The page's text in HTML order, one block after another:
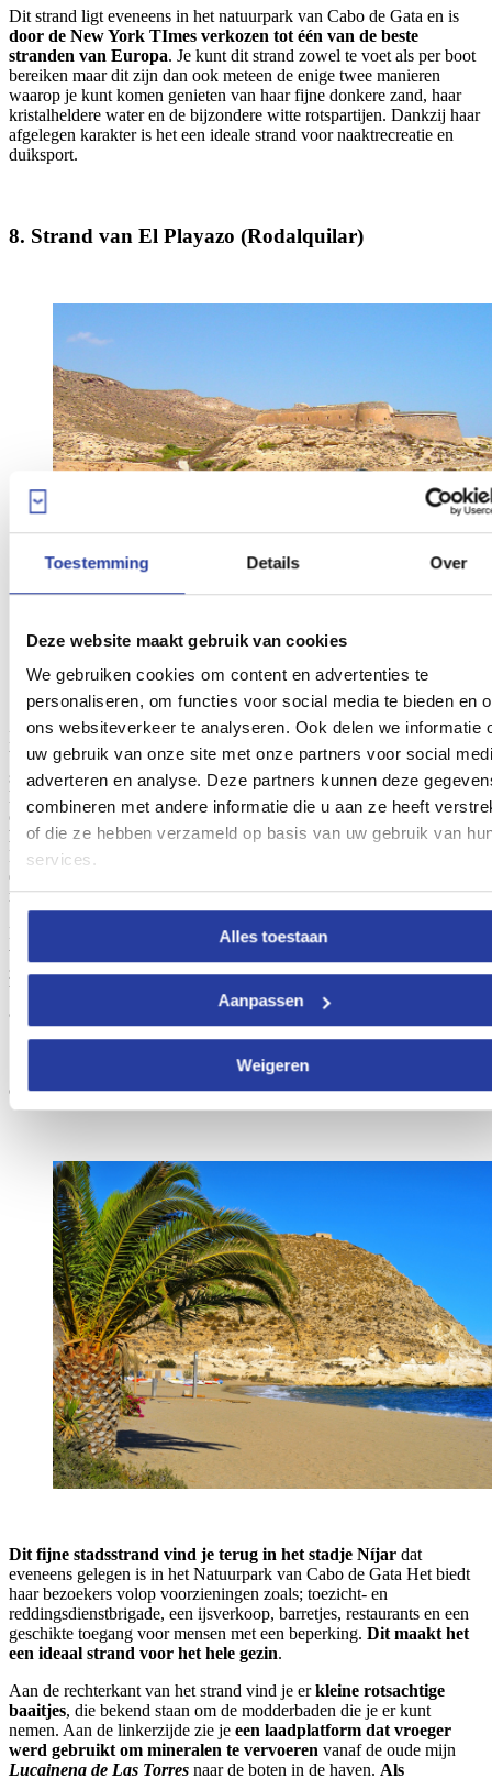
Toestemming Details Over
Deze website maakt gebruik van cookies
We gebruiken cookies om content en advertenties te
personaliseren, om functies voor social media te bieden en
ons websiteverkeer te analyseren. Ook delen we informatie
uw gebruik van onze site met onze partners voor social
adverteren en analyse. Deze partners kunnen deze
combineren met andere informatie die u aan ze heeft
of die ze hebben verzameld op basis van uw gebruik van
services.
Alles toestaan
Aanpassen
Weigeren
Dit strand ligt eveneens in het natuurpark van Cabo de Gata en is
door de New York TImes verkozen tot één van de beste
stranden van Europa. Je kunt dit strand zowel te voet als per boot
bereiken maar dit zijn dan ook meteen de enige twee manieren
waarop je kunt komen genieten van haar fijne donkere zand, haar
kristalheldere water en de bijzondere witte rotspartijen. Dankzij haar
afgelegen karakter is het een ideale strand voor naaktrecreatie en
duiksport.
8. Strand van El Playazo (Rodalquilar)
Cabo de Gata – El Playazo de Rodalquilar.
Jordi M.J
Hoewel Playa el Playazo gelegen is op 3 kilometer afstand van de
bewoonde wereld, het dorpje Rodalquilar,is het indrukwekkend
strand gemakkelijk bereikbaar. Haarschone, heldere water en
haar fijne goudgele zandstrand
wachten verleidelijk je bezoek,
onder het toeziend oog van het adembenemendeKasteel San
Ramón, dat gelegen is op een nabijgelegen fossiele duinpartij.
Dankzij haar egale, hellingvrije zee is het bovendien ook nog eens
een veilig strand. Dit maakt het de aangewezen plek voor
met kinderen.
Het strand zelf ligt langs de
kliffen van La Molata
vormen je kunt bewonderen terwijl je heerlijk comfortabel ligt te
zonnen. Vanwege haar geïsoleerde ligging wordt het strand zowel
bezocht door nudisten als ook door bezoekers die liever hun kleren
aanhouden.
9. Strand van Agua Amarga (Níjar)
Dit fijne stadsstrand vind je terug in het stadje Níjar dat
eveneens gelegen is in het Natuurpark van Cabo de Gata Het biedt
haar bezoekers volop voorzieningen zoals; toezicht- en
reddingsdienstbrigade, een ijsverkoop, barretjes, restaurants en een
geschikte toegang voor mensen met een beperking. Dit maakt het
een ideaal strand voor het hele gezin.
Aan de rechterkant van het strand vind je erkleine rotsachtige
baaitjes, die bekend staan om de modderbaden die je er kunt
nemen. Aan de linkerzijde zie je een laadplatform dat vroeger
werd gebruikt om mineralen te vervoeren vanaf de oude mijn
Lucainena de Las Torres naar de boten in de haven. Als